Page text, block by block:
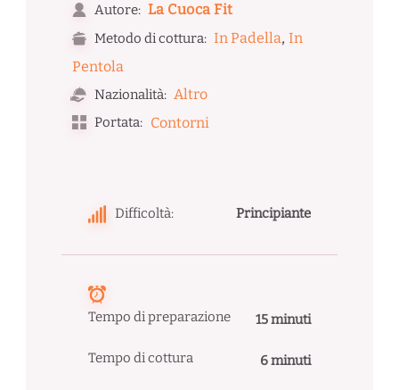
Autore: La Cuoca Fit
Metodo di cottura: In Padella, In
Pentola
Nazionalità: Altro
Portata: Contorni
Difficoltà: Principiante
Tempo di preparazione 15 minuti
Tempo di cottura 6 minuti